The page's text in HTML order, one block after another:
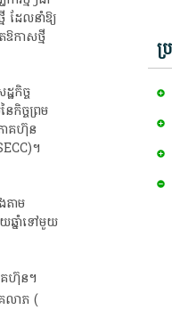
ដែល​នាំ​ឱ្យ​
ឱកាស​ថ្មី​
កិច្ច​
ច្ចព្រម
ាគហ៊ុន​
។​
ាម​
ឆ្នាំទៅ​មួយ​
គហ៊ុន​។​
លាភ​ (​
ប្